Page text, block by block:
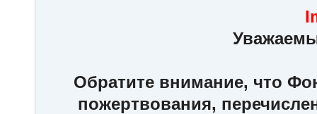
Обратите внимание, что
пожертвования,